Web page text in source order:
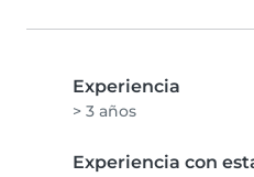
Experiencia
> 3 años
Experiencia con